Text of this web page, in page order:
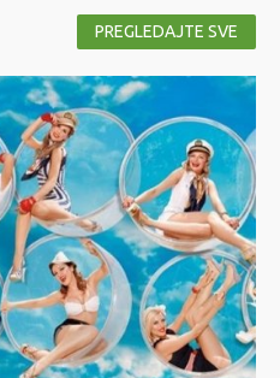
PREGLEDAJTE SVE